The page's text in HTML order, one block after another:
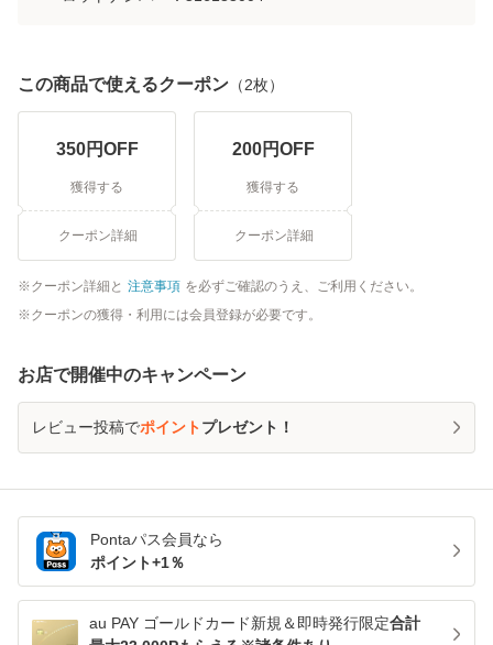
この商品で使えるクーポン （2枚）
350円OFF
獲得する
クーポン詳細
200円OFF
獲得する
クーポン詳細
クーポン詳細と 注意事項 を必ずご確認のうえ、ご利用ください。
クーポンの獲得・利用には会員登録が必要です。
お店で開催中のキャンペーン
レビュー投稿でポイントプレゼント！
Pontaパス会員なら
ポイント+1％
au PAY ゴールドカード新規＆即時発行限定合計